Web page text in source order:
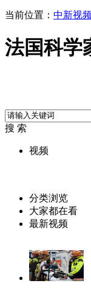
当前位置： 中新视频
法国科学
搜 索
视频
分类浏览
大家都在看
最新视频